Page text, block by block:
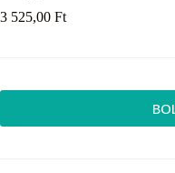
3 525,00 Ft